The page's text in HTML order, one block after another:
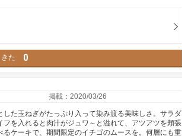
た 0
掲載：2020/03/26
た玉ねぎがたっぷり入って染み渡る美味しさ。サラダ
を入れると肉汁がジュワ～と溢れて、アツアツを頬張
ケーキで、期間限定のイチゴのムースを。何層にも重